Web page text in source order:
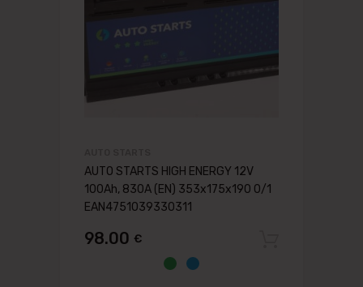
AUTO STARTS HIGH ENERGY 12V
100Ah, 830A (EN) 353x175x190 0/1
EAN4751039330311
98.00 €